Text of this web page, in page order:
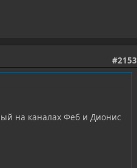
#2153
на каналах Феб и Дионис